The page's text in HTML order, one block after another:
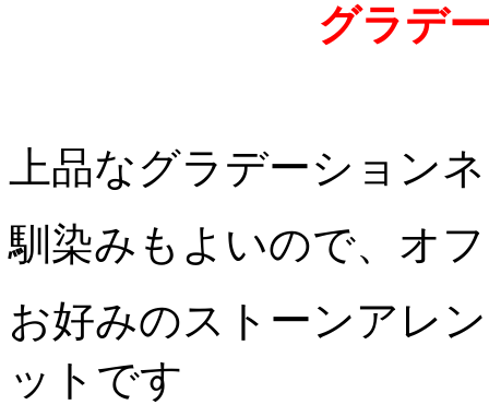
グラデ
上品なグラデーション
馴染みもよいので、オ
お好みのストーンアレ
ットです